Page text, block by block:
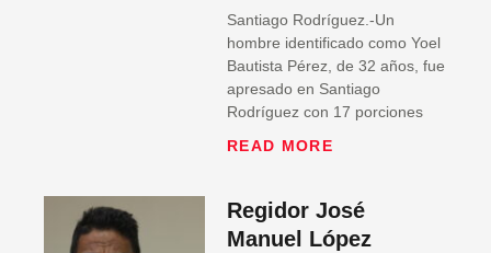
Santiago Rodríguez.-Un
hombre identificado como Yoel
Bautista Pérez, de 32 años, fue
apresado en Santiago
Rodríguez con 17 porciones
READ MORE
Regidor José
Manuel López